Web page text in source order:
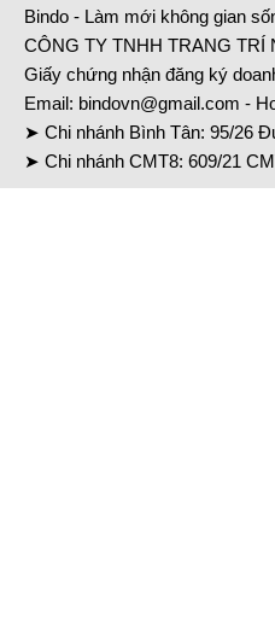
Bindo - Làm mới không gian
CÔNG TY TNHH TRANG TRÍ
Giấy chứng nhận đăng ký
Email: bindovn@gmail.com -
➤ Chi nhánh Bình Tân: 95/26
➤ Chi nhánh CMT8: 609/21